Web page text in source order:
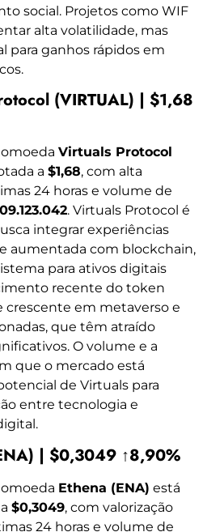
social. Projetos como WIF
alta volatilidade, mas
para ganhos rápidos em
(VIRTUAL) | $1,68
Virtuals Protocol
a $1,68, com alta
24 horas e volume de
. Virtuals Protocol é
integrar experiências
aumentada com blockchain,
para ativos digitais
recente do token
crescente em metaverso e
que têm atraído
O volume e a
que o mercado está
de Virtuals para
entre tecnologia e
| $0,3049 ↑8,90%
Ethena (ENA) está
$0,3049, com valorização
24 horas e volume de